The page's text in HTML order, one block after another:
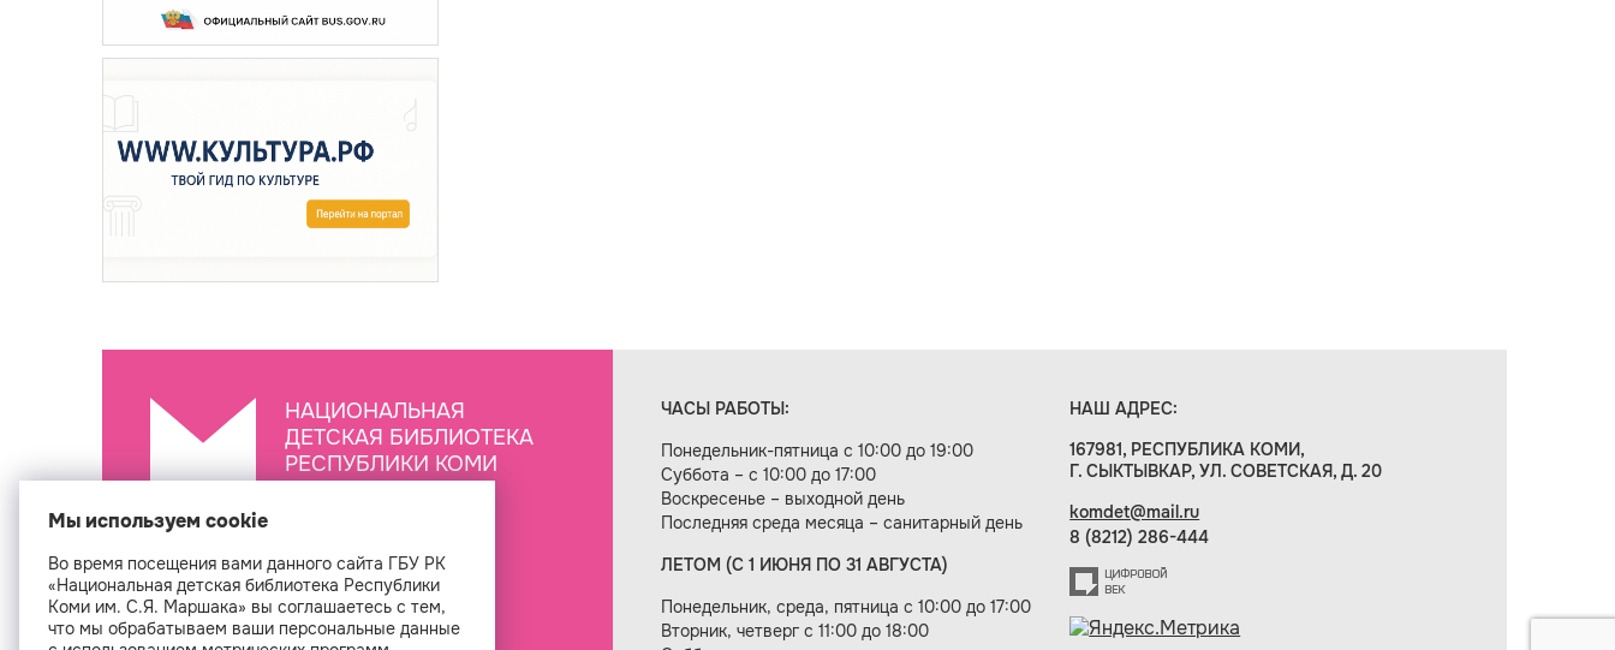
НАЦИОНАЛЬНАЯ
ДЕТСКАЯ БИБЛИОТЕКА
РЕСПУБЛИКИ КОМИ
ЧАСЫ РАБОТЫ:
Понедельник-пятница с 10:00 до 19:00
Суббота – с 10:00 до 17:00
Воскресенье – выходной день
Последняя среда месяца – санитарный день
ЛЕТОМ (С 1 ИЮНЯ ПО 31 АВГУСТА)
Понедельник, среда, пятница с 10:00 до 17:00
Вторник, четверг с 11:00 до 18:00
НАШ АДРЕС:
167981, РЕСПУБЛИКА КОМИ,
Г. СЫКТЫВКАР, УЛ. СОВЕТСКАЯ, Д. 20
komdet@mail.ru
8 (8212) 286-444
Создание сайта — веб-студия «Цифровой век»
Мы используем cookie
Во время посещения вами данного сайта ГБУ РК
«Национальная детская библиотека Республики
Коми им. С.Я. Маршака» вы соглашаетесь с тем,
что мы обрабатываем ваши персональные данные